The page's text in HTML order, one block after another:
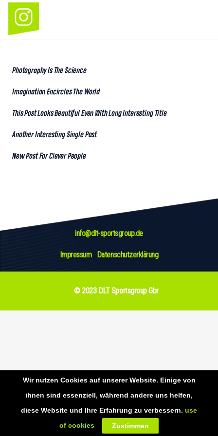
Photography Is The Science
Imagination Encircles The World
This Post Looks Beautiful Even With Long Interesting Title
Another Interesting Single Post
New Post For Clever People
info@dlt-sportsgroup.de
Impressum Datenschutzerklärung
© 2023 DLT Sportsgroup Gbr
Wir nutzen Cookies auf unserer Website. Einige von
ihnen sind essenziell, während andere uns helfen,
diese Website und Ihre Erfahrung zu verbessern. use
of cookies
Zustimmen
This website uses cookies to improve your experience. If you continue to
use this site, you agree with it.